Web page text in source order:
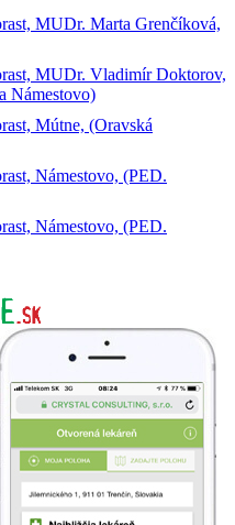
MUDr. Marta Grenčíková,
MUDr. Vladimír Doktorov,
Námestovo)
Mútne, (Oravská
Námestovo, (PED.
Námestovo, (PED.